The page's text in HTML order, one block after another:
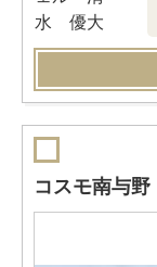
コスモ南与野